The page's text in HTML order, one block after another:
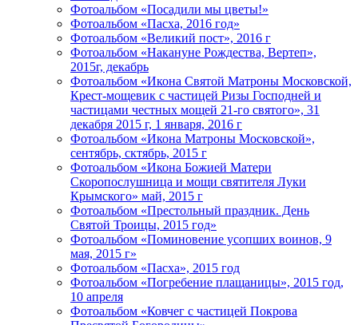
Фотоальбом «Посадили мы цветы!»
Фотоальбом «Пасха, 2016 год»
Фотоальбом «Великий пост», 2016 г
Фотоальбом «Накануне Рождества, Вертеп»,
2015г, декабрь
Фотоальбом «Икона Святой Матроны Московской,
Крест-мощевик с частицей Ризы Господней и
частицами честных мощей 21-го святого», 31
декабря 2015 г, 1 января, 2016 г
Фотоальбом «Икона Матроны Московской»,
сентябрь, сктябрь, 2015 г
Фотоальбом «Икона Божией Матери
Скоропослушница и мощи святителя Луки
Крымского» май, 2015 г
Фотоальбом «Престольный праздник. День
Святой Троицы, 2015 год»
Фотоальбом «Поминовение усопших воинов, 9
мая, 2015 г»
Фотоальбом «Пасха», 2015 год
Фотоальбом «Погребение плащаницы», 2015 год,
10 апреля
Фотоальбом «Ковчег с частицей Покрова